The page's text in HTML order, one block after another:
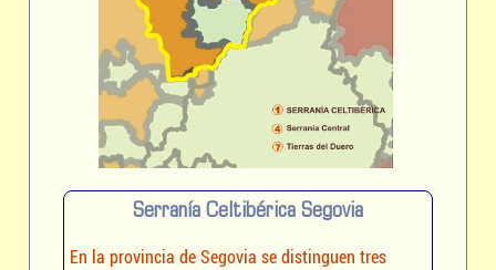
Serranía Celtibérica Segovia
En la provincia de Segovia se distinguen tres